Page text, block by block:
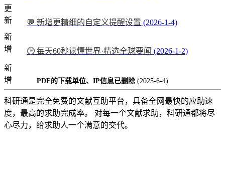
更
新
💬 新增更精细的自定义提醒设置 (2026-1-4)
新
增
🕒 每天60秒读懂世界·精选全球要闻 (2026-1-2)
新
增
PDF的下载单位、IP信息已删除 (2025-6-4)
科研通是完全免费的文献互助平台，具备全网最快的应助速
度，最高的求助完成率。 对每一个文献求助，科研通都将尽
心尽力，给求助人一个满意的交代。